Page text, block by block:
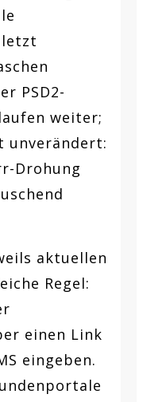
PSD2-
weiter;
unverändert:
Drohung
aktuellen
Regel:
einen Link
eingeben.